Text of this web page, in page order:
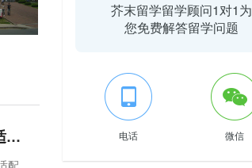
韩国留学生地域落户优待政策全域解读｜区域梯度、福利差异、定居适配人群
配
芥末留学留学顾问1对1为
您免费解答留学问题
电话 微信